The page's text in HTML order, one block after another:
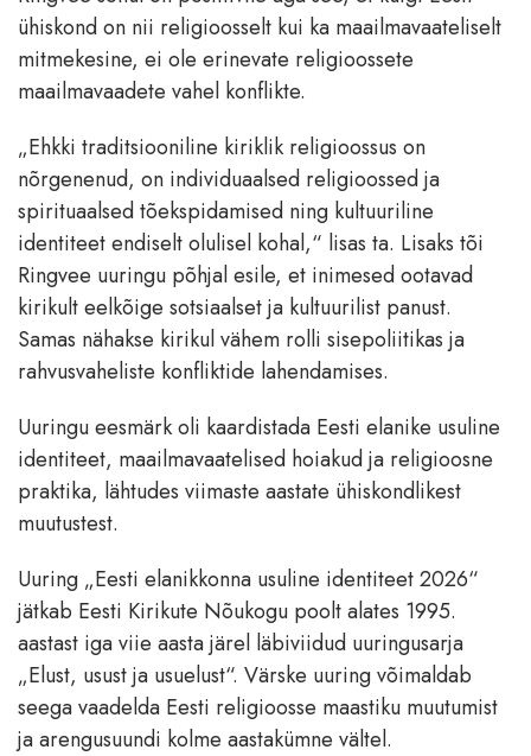
ühiskond on nii religioosselt kui ka maailmavaateliselt
mitmekesine, ei ole erinevate religioossete
maailmavaadete vahel konflikte.
„Ehkki traditsiooniline kiriklik religioossus on
nõrgenenud, on individuaalsed religioossed ja
spirituaalsed tõekspidamised ning kultuuriline
identiteet endiselt olulisel kohal,“ lisas ta. Lisaks tõi
Ringvee uuringu põhjal esile, et inimesed ootavad
kirikult eelkõige sotsiaalset ja kultuurilist panust.
Samas nähakse kirikul vähem rolli sisepoliitikas ja
rahvusvaheliste konfliktide lahendamises.
Uuringu eesmärk oli kaardistada Eesti elanike usuline
identiteet, maailmavaatelised hoiakud ja religioosne
praktika, lähtudes viimaste aastate ühiskondlikest
muutustest.
Uuring „Eesti elanikkonna usuline identiteet 2026“
jätkab Eesti Kirikute Nõukogu poolt alates 1995.
aastast iga viie aasta järel läbiviidud uuringusarja
„Elust, usust ja usuelust“. Värske uuring võimaldab
seega vaadelda Eesti religioosse maastiku muutumist
ja arengusuundi kolme aastakümne vältel.